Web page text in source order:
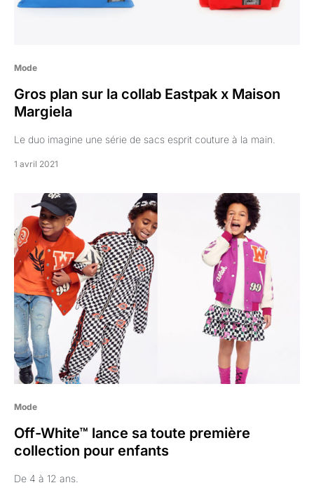
Mode
Gros plan sur la collab Eastpak x Maison
Margiela
Le duo imagine une série de sacs esprit couture à la main.
1 avril 2021
Mode
Off-White™ lance sa toute première
collection pour enfants
De 4 à 12 ans.